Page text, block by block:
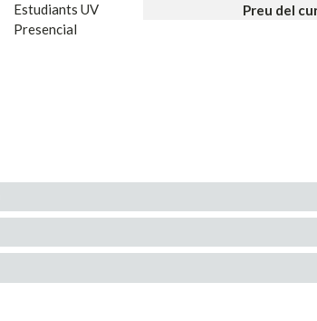
Estudiants UV
Presencial
Preu del